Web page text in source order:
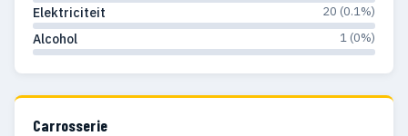
1963 1 1
Elektriciteit 20 (0.1%)
Alcohol 1 (0%)
Carrosserie